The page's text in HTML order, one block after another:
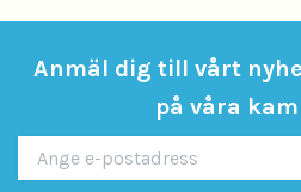
Anmäl dig till vårt
på våra